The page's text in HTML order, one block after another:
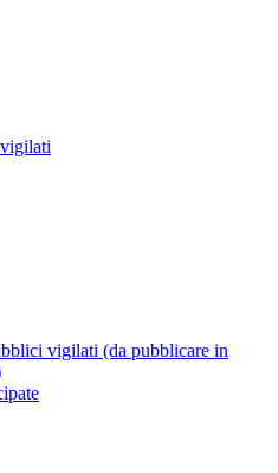
vigilati (da pubblicare in